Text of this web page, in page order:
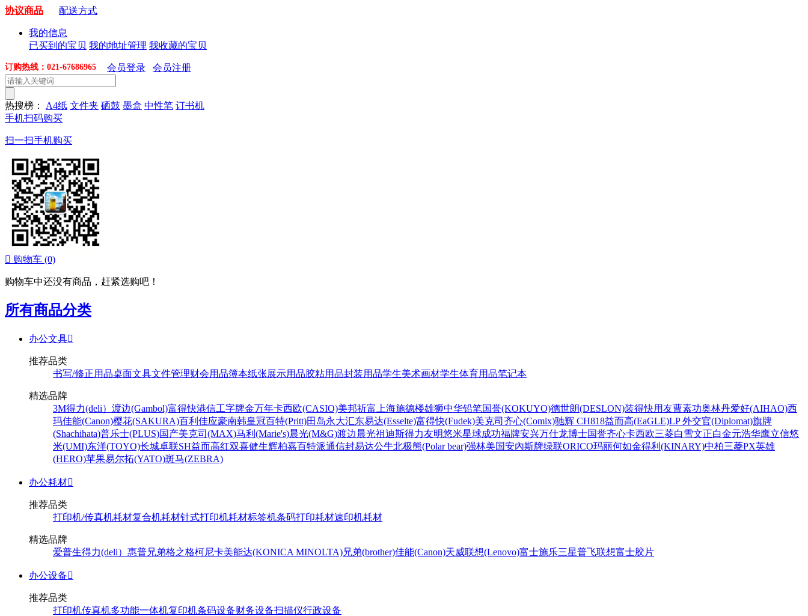
协议商品 配送方式
我的信息
已买到的宝贝 我的地址管理 我收藏的宝贝
订购热线：021-67686965 会员登录 会员注册
热搜榜： A4纸 文件夹 硒鼓 墨盒 中性笔 订书机
手机扫码购买
扫一扫手机购买
 购物车 (0)
购物车中还没有商品，赶紧选购吧！
所有商品分类
办公文具
推荐品类
书写/修正用品桌面文具文件管理财会用品簿本纸张展示用品胶粘用品封装用品学生美术画材学生体育用品笔记本
精选品牌
3M得力(deli） 渡边(Gambol)富得快港信工字牌金万年卡西欧(CASIO)美邦祈富 上海施德楼雄狮中华铅笔国誉(KOKUYO)德世朗(DESLON)装得快用友曹素功奥林丹爱好(AIHAO)西
玛佳能(Canon)樱花(SAKURA)百利佳应豪南韩皇冠百特(Pritt)田岛永大汇东易达(Esselte)富得快(Fudek)美克司 齐心(Comix)驰辉 CH818益而高(EaGLE)LP 外交官(Diplomat)旗牌
(Shachihata)普乐士(PLUS)国产美克司(MAX)马利(Marie's)晨光(M&G)渡边 晨光祖迪斯得力友明悠米星球成功福牌安兴万仕龙博士国誉齐心卡西欧三菱白雪文正白金元浩华鹰立信悠
米(UMI)东洋(TOYO)长城卓联SH益而高红双喜健生辉柏嘉百特派通信封易达公牛北极熊(Polar bear)强林美国安內斯牌绿联ORICO玛丽何如金得利(KINARY)中柏三菱PX英雄
(HERO)苹果易尔拓(YATO)斑马(ZEBRA)
办公耗材
推荐品类
打印机/传真机耗材复合机耗材针式打印机耗材标签机条码打印耗材速印机耗材
精选品牌
爱普生得力(deli） 惠普兄弟格之格柯尼卡美能达(KONICA MINOLTA)兄弟(brother)佳能(Canon)天威联想(Lenovo)富士施乐三星普飞联想富士胶片
办公设备
推荐品类
打印机传真机多功能一体机复印机条码设备财务设备扫描仪行政设备